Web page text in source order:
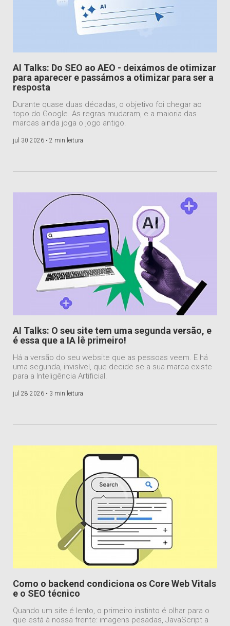
AI Talks: Do SEO ao AEO - deixámos de otimizar
para aparecer e passámos a otimizar para ser a
resposta
Durante quase duas décadas, o objetivo foi chegar ao
topo do Google. As regras mudaram, e a maioria das
marcas ainda joga o jogo antigo.
jul 30 2026 • 2 min leitura
AI Talks: O seu site tem uma segunda versão, e
é essa que a IA lê primeiro!
Há a versão do seu website que as pessoas veem. E há
uma segunda, invisível, que decide se a sua marca existe
para a Inteligência Artificial.
jul 28 2026 • 3 min leitura
Como o backend condiciona os Core Web Vitals
e o SEO técnico
Quando um site é lento, o primeiro instinto é olhar para o
que está à nossa frente: imagens pesadas, JavaScript a